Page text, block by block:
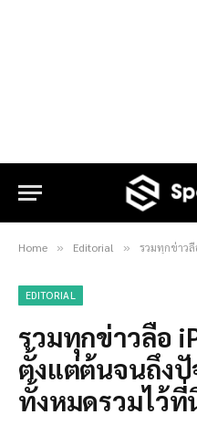
Home » Editorial » รวมทุกข่าวลือ
EDITORIAL
รวมทุกข่าวลือ
ตั้งแต่ต้นจนถึง
ทั้งหมดรวมไว้ที่